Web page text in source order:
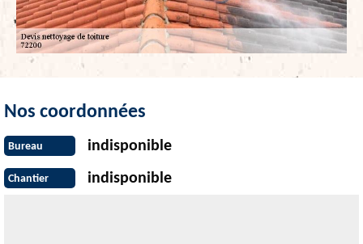
Nos coordonnées
Bureau indisponible
Chantier indisponible